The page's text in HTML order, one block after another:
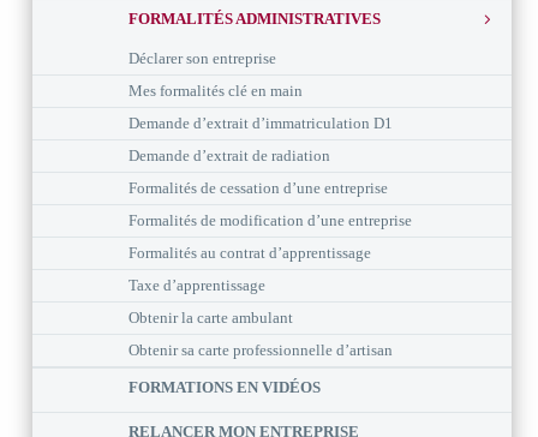
FORMALITÉS ADMINISTRATIVES
Déclarer son entreprise
Mes formalités clé en main
Demande d’extrait d’immatriculation D1
Demande d’extrait de radiation
Formalités de cessation d’une entreprise
Formalités de modification d’une entreprise
Formalités au contrat d’apprentissage
Taxe d’apprentissage
Obtenir la carte ambulant
Obtenir sa carte professionnelle d’artisan
FORMATIONS EN VIDÉOS
RELANCER MON ENTREPRISE